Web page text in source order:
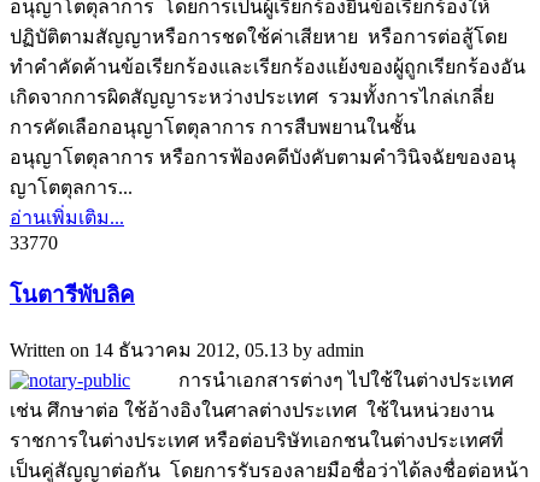
อนุญาโตตุลาการ โดยการเป็นผู้เรียกร้องยื่นข้อเรียกร้องให้
ปฏิบัติตามสัญญาหรือการชดใช้ค่าเสียหาย หรือการต่อสู้โดย
ทำคำคัดค้านข้อเรียกร้องและเรียกร้องแย้งของผู้ถูกเรียกร้องอัน
เกิดจากการผิดสัญญาระหว่างประเทศ รวมทั้งการไกล่เกลี่ย
การคัดเลือกอนุญาโตตุลาการ การสืบพยานในชั้น
อนุญาโตตุลาการ หรือการฟ้องคดีบังคับตามคำวินิจฉัยของอนุ
ญาโตตุลการ...
อ่านเพิ่มเติม...
33770
โนตารีพับลิค
Written on 14 ธันวาคม 2012, 05.13 by admin
การนำเอกสารต่างๆ ไปใช้ในต่างประเทศ
เช่น ศึกษาต่อ ใช้อ้างอิงในศาลต่างประเทศ ใช้ในหน่วยงาน
ราชการในต่างประเทศ หรือต่อบริษัทเอกชนในต่างประเทศที่
เป็นคู่สัญญาต่อกัน โดยการรับรองลายมือชื่อว่าได้ลงชื่อต่อหน้า